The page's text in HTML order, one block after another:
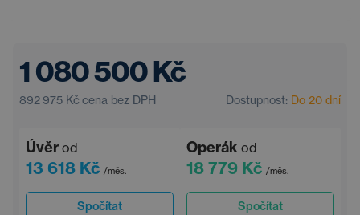
1 080 500 Kč
892 975 Kč cena bez DPH Dostupnost: Do 20 dní
Úvěr od
13 618 Kč /měs.
Spočítat
Operák od
18 779 Kč /měs.
Spočítat